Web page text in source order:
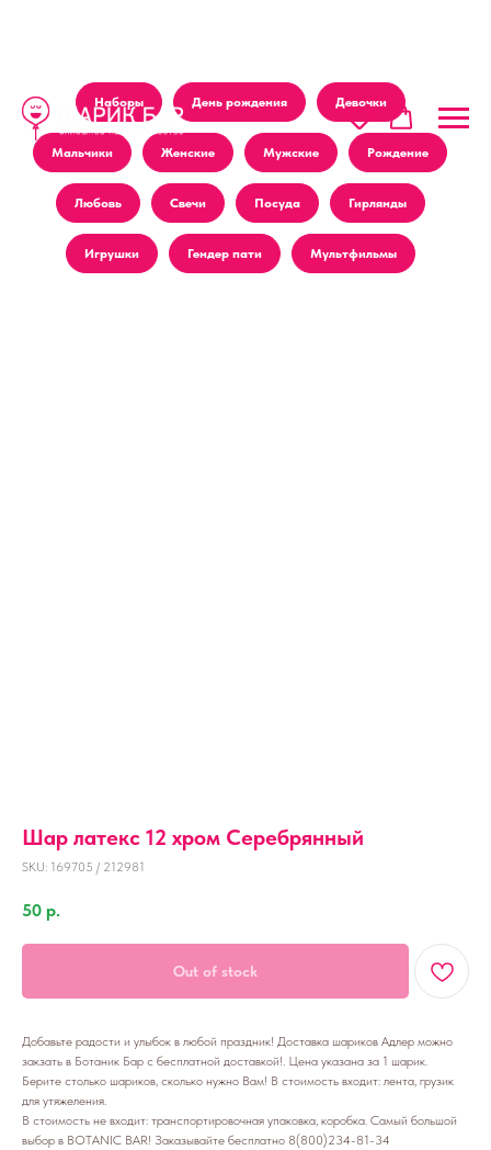
Наборы День рождения Девочки
Мальчики Женские Мужские Рождение
Любовь Свечи Посуда Гирлянды
Игрушки Гендер пати Мультфильмы
Шар латекс 12 хром Серебрянный
SKU: 169705 / 212981
50 р.
Out of stock
Добавьте радости и улыбок в любой праздник! Доставка шариков Адлер можно
закзать в Ботаник Бар с бесплатной доставкой!. Цена указана за 1 шарик.
Берите столько шариков, сколько нужно Вам! В стоимость входит: лента, грузик
для утяжеления.
В стоимость не входит: транспортировочная упаковка, коробка. Самый большой
выбор в BOTANIC BAR! Заказывайте бесплатно 8(800)234-81-34